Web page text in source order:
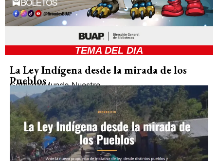
TEMA DEL DIA
La Ley Indígena desde la mirada de los
Pueblos
GobiernoMundo Nuestro